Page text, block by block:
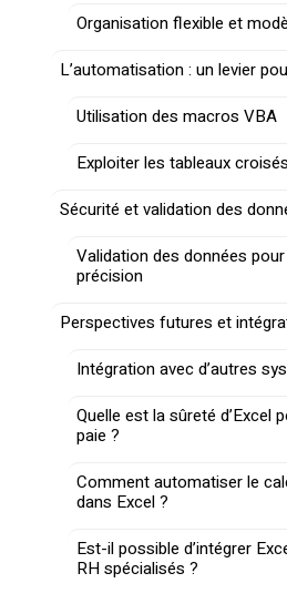
Organisation flexible et
L’automatisation : un levier
Utilisation des macros VBA
Exploiter les tableaux
Sécurité et validation des
Validation des données
précision
Perspectives futures et
Intégration avec d’autres
Quelle est la sûreté d’Excel
paie ?
Comment automatiser le
dans Excel ?
Est-il possible d’intégrer
RH spécialisés ?